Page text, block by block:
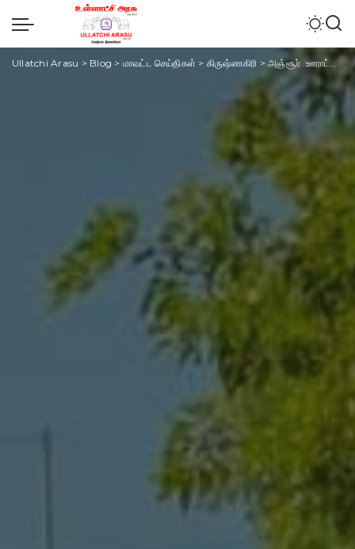
Ullatchi Arasu > Blog > மாவட்ட செய்திகள் > கிருஷ்ணகிரி >அஞ்சூர் ஊராட்சியில் ‘உள்ளாட்சிகள் தினத்தை’ முன்னிட்டு நடைபெற்ற கிராமசபா கூட்டம் கிருஷ்ணகிரி மாவட்ட கலெக்டர் பங்கேற்றார்.